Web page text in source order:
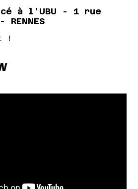
à l'UBU - 1 rue
!